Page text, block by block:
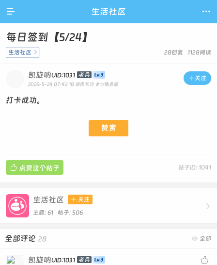
 生活社区 
每日签到【5/24】
28回复 1128阅读
生活社区 
 关注
凯旋呐UID:1031 老兵
2025-5-24 07:42:18 湖南长沙 #心情点滴
打卡成功。
赞赏
帖子ID: 1041
 点赞这个帖子

生活社区  关注
主题: 61 帖子: 506
 全部
全部评论 28

凯旋呐UID:1031 老兵